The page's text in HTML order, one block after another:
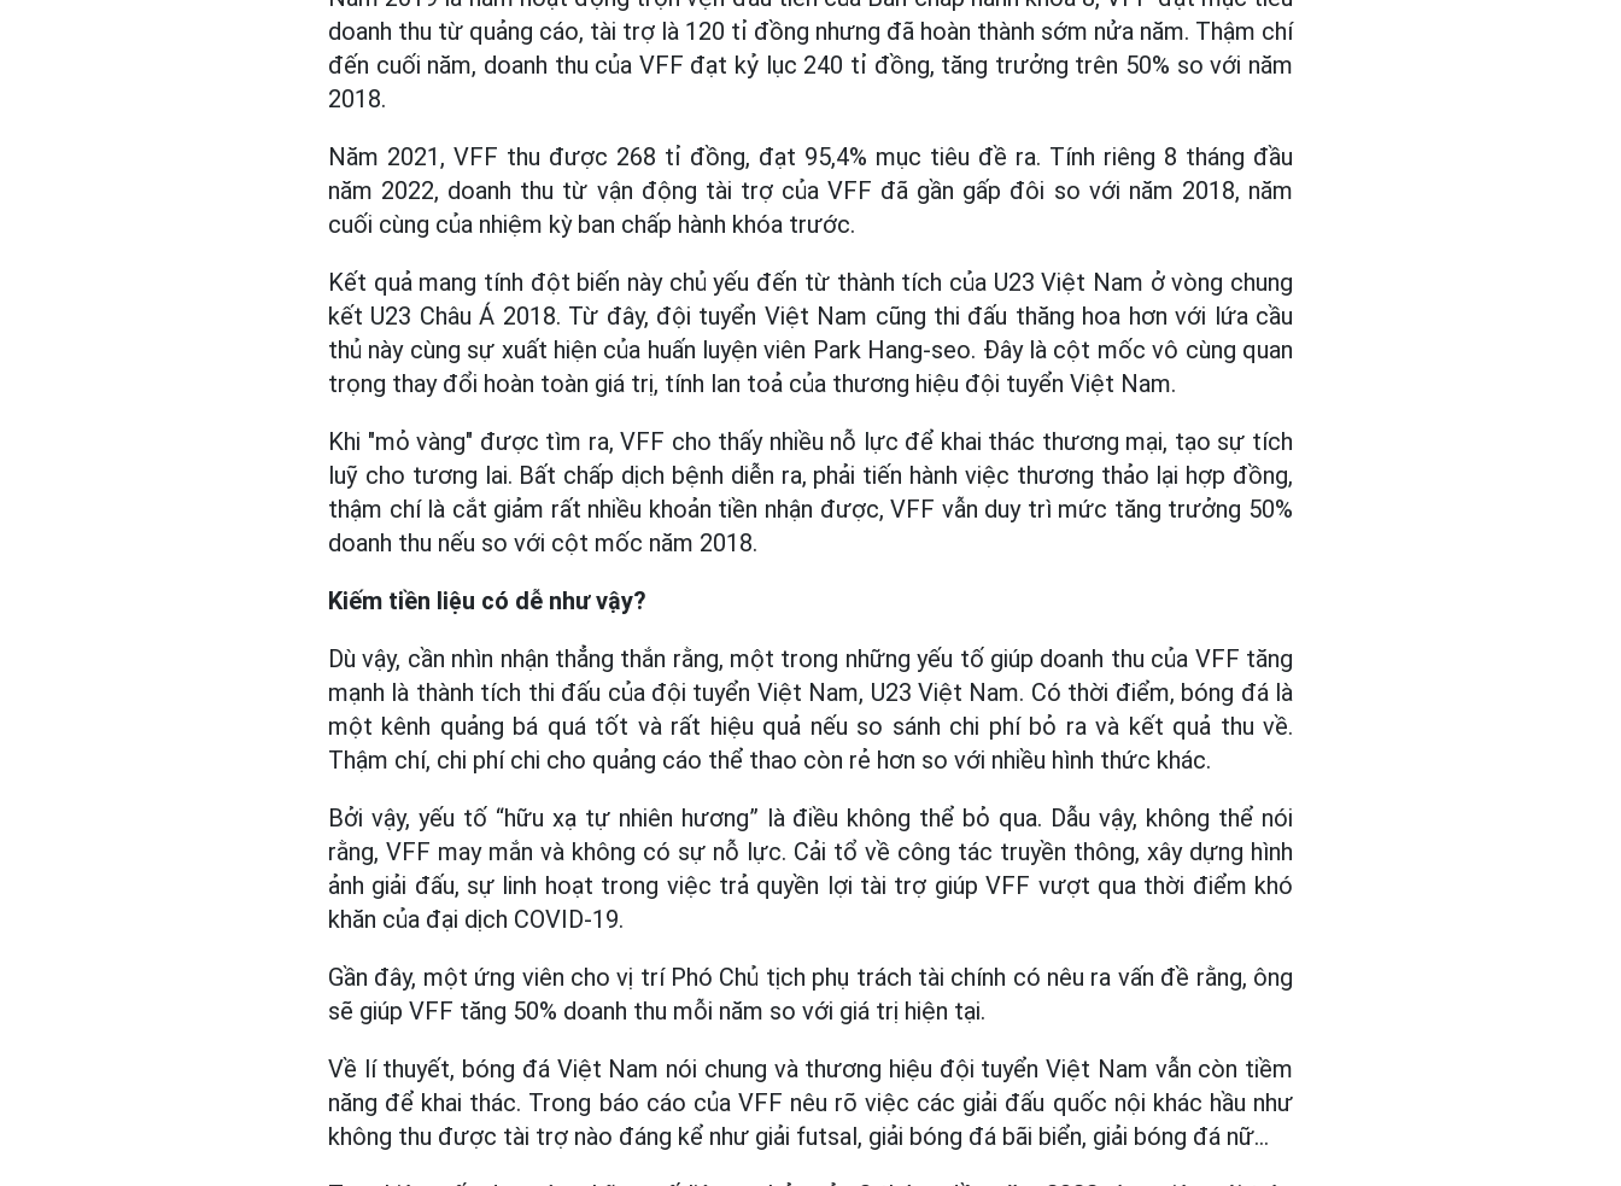
doanh thu từ quảng cáo, tài trợ là 120 tỉ đồng nhưng đã hoàn thành sớm nửa năm. Thậm chí
đến cuối năm, doanh thu của VFF đạt kỷ lục 240 tỉ đồng, tăng trưởng trên 50% so với năm
2018.
Năm 2021, VFF thu được 268 tỉ đồng, đạt 95,4% mục tiêu đề ra. Tính riêng 8 tháng đầu
năm 2022, doanh thu từ vận động tài trợ của VFF đã gần gấp đôi so với năm 2018, năm
cuối cùng của nhiệm kỳ ban chấp hành khóa trước.
Kết quả mang tính đột biến này chủ yếu đến từ thành tích của U23 Việt Nam ở vòng chung
kết U23 Châu Á 2018. Từ đây, đội tuyển Việt Nam cũng thi đấu thăng hoa hơn với lứa cầu
thủ này cùng sự xuất hiện của huấn luyện viên Park Hang-seo. Đây là cột mốc vô cùng quan
trọng thay đổi hoàn toàn giá trị, tính lan toả của thương hiệu đội tuyển Việt Nam.
Khi "mỏ vàng" được tìm ra, VFF cho thấy nhiều nỗ lực để khai thác thương mại, tạo sự tích
luỹ cho tương lai. Bất chấp dịch bệnh diễn ra, phải tiến hành việc thương thảo lại hợp đồng,
thậm chí là cắt giảm rất nhiều khoản tiền nhận được, VFF vẫn duy trì mức tăng trưởng 50%
doanh thu nếu so với cột mốc năm 2018.
Kiếm tiền liệu có dễ như vậy?
Dù vậy, cần nhìn nhận thẳng thắn rằng, một trong những yếu tố giúp doanh thu của VFF tăng
mạnh là thành tích thi đấu của đội tuyển Việt Nam, U23 Việt Nam. Có thời điểm, bóng đá là
một kênh quảng bá quá tốt và rất hiệu quả nếu so sánh chi phí bỏ ra và kết quả thu về.
Thậm chí, chi phí chi cho quảng cáo thể thao còn rẻ hơn so với nhiều hình thức khác.
Bởi vậy, yếu tố “hữu xạ tự nhiên hương” là điều không thể bỏ qua. Dẫu vậy, không thể nói
rằng, VFF may mắn và không có sự nỗ lực. Cải tổ về công tác truyền thông, xây dựng hình
ảnh giải đấu, sự linh hoạt trong việc trả quyền lợi tài trợ giúp VFF vượt qua thời điểm khó
khăn của đại dịch COVID-19.
Gần đây, một ứng viên cho vị trí Phó Chủ tịch phụ trách tài chính có nêu ra vấn đề rằng, ông
sẽ giúp VFF tăng 50% doanh thu mỗi năm so với giá trị hiện tại.
Về lí thuyết, bóng đá Việt Nam nói chung và thương hiệu đội tuyển Việt Nam vẫn còn tiềm
năng để khai thác. Trong báo cáo của VFF nêu rõ việc các giải đấu quốc nội khác hầu như
không thu được tài trợ nào đáng kể như giải futsal, giải bóng đá bãi biển, giải bóng đá nữ…